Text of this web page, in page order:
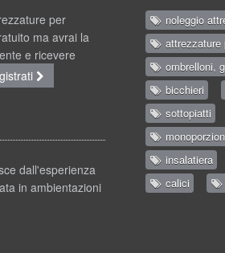
per
ma avrai la
e ricevere
dall'esperienza
in ambientazioni
noleggio
attrezzature
ombrelloni,
bicchieri
sottopiatti
insalatiera
calici